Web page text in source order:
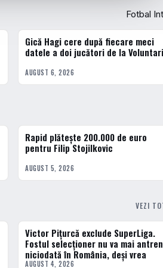
Fotbal
FOTBAL INTERN
Gică Hagi cere după fiecare meci
datele a doi jucători de la Voluntari
AUGUST 6, 2026
3 · TOP
Rapid plătește 200.000 de euro
pentru Filip Stojilkovic
AUGUST 5, 2026
VEZI
FOTBAL INTERN
Victor Pițurcă exclude SuperLiga.
Fostul selecționer nu va mai
niciodată în România, deși vrea
AUGUST 4, 2026